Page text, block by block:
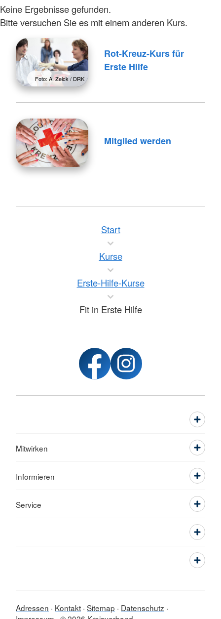
Keine Ergebnisse gefunden.
Bitte versuchen Sie es mit einem anderen Kurs.
Foto: A. Zelck / DRK
Rot-Kreuz-Kurs für
Erste Hilfe
Mitglied werden
Start
Kurse
Erste-Hilfe-Kurse
Fit in Erste Hilfe
Mitwirken
Informieren
Service
Adressen Kontakt Sitemap
Datenschutz